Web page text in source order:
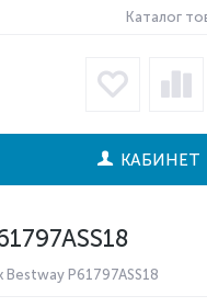
Каталог
КАБИНЕТ
P61797ASS18